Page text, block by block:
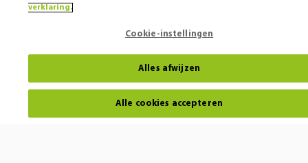
verklaring.
Cookie-instellingen
Alles afwijzen
Alle cookies accepteren